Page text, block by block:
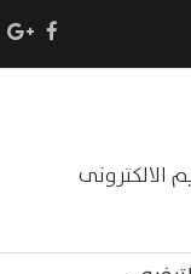
الالكترونى
–